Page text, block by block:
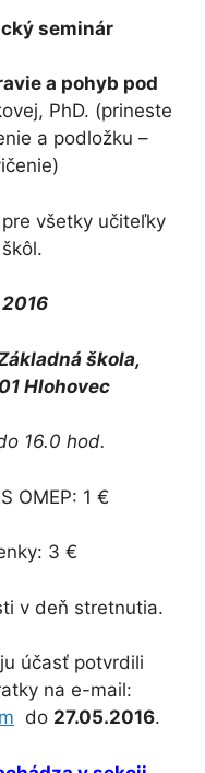
seminár
a pohyb pod
PhD. (prineste
a podložku –
všetky učiteľky
škola,
Hlohovec
16.0 hod.
OMEP: 1 €
3 €
v deň stretnutia.
účasť potvrdili
na e-mail:
do 27.05.2016.